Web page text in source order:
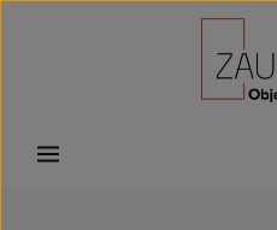
Zum Hauptinhalt springen